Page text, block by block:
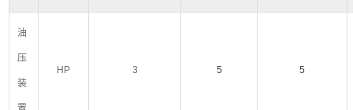
油
压
装
HP 3 5 5